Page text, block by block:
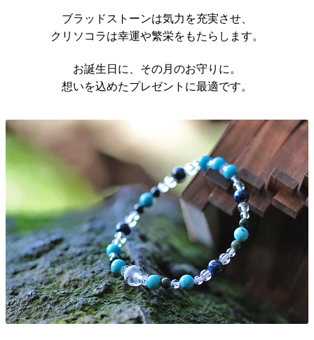
ブラッドストーンは気力を充実させ、
クリソコラは幸運や繁栄をもたらします。
お誕生日に、その月のお守りに。
想いを込めたプレゼントに最適です。